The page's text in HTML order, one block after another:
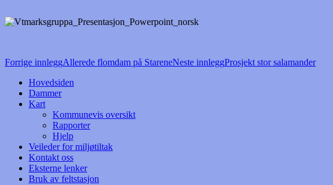
Innleggsnavigasjon
Forrige innleggAllerede flomdam på StareneNeste innleggProsjekt stor salamander
Hovedsiden
Dammer
Kart
Kommunevis oversikt
Rapporter
Hjelp
Veileder for miljøtiltak
Kontakt oss
Eksterne lenker
Bruk av feltstasjon